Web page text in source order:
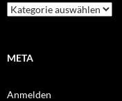
Kategorien
META
Anmelden